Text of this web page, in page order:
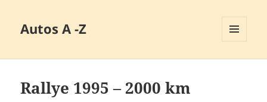
Autos A -Z
Rallye 1995 – 2000 km